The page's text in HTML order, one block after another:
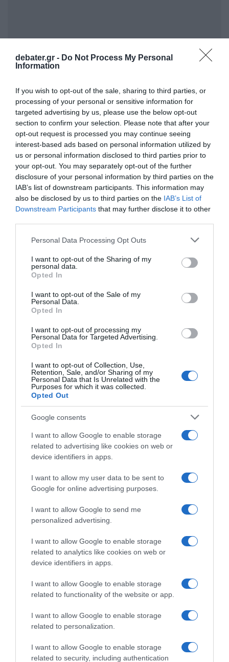
debater.gr - Do Not Process My Personal
Information
If you wish to opt-out of the sale, sharing to third parties, or
processing of your personal or sensitive information for
targeted advertising by us, please use the below opt-out
section to confirm your selection. Please note that after your
opt-out request is processed you may continue seeing
interest-based ads based on personal information utilized by
us or personal information disclosed to third parties prior to
your opt-out. You may separately opt-out of the further
disclosure of your personal information by third parties on the
IAB’s list of downstream participants. This information may
also be disclosed by us to third parties on the IAB’s List of
Downstream Participants that may further disclose it to other
Please note that this website/app uses one or more Google
not limited to your visit or usage behaviour. You may click to
grant or deny consent to Google and its third-party tags to
use your data for below specified purposes in below Google
consent section.
Personal Data Processing Opt Outs
I want to opt-out of the Sharing of my
personal data.
Opted In
I want to opt-out of the Sale of my
Personal Data.
Opted In
I want to opt-out of processing my
Personal Data for Targeted Advertising.
Opted In
I want to opt-out of Collection, Use,
Retention, Sale, and/or Sharing of my
Personal Data that Is Unrelated with the
Purposes for which it was collected.
Opted Out
Google consents
I want to allow Google to enable storage
related to advertising like cookies on web or
device identifiers in apps.
I want to allow my user data to be sent to
Google for online advertising purposes.
I want to allow Google to send me
personalized advertising.
I want to allow Google to enable storage
related to analytics like cookies on web or
device identifiers in apps.
I want to allow Google to enable storage
related to functionality of the website or app.
I want to allow Google to enable storage
related to personalization.
I want to allow Google to enable storage
related to security, including authentication
ΣΧΟΛΙΑ
ΕΛΛΑΔΑ
ΕΛΛΑΔΑ